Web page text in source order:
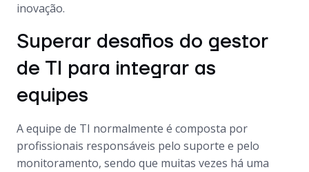
inovação.
Superar desafios do gestor
de TI para integrar as
equipes
A equipe de TI normalmente é composta por
profissionais responsáveis pelo suporte e pelo
monitoramento, sendo que muitas vezes há uma